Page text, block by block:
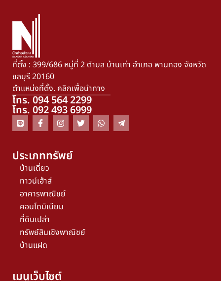
ที่ตั้ง : 399/686 หมู่ที่ 2 ตำบล บ้านเก่า อำเภอ พานทอง จังหวัด
ชลบุรี 20160
ตำแหน่งที่ตั้ง. คลิกเพื่อนำทาง
โทร. 094 564 2299
โทร. 092 493 6999
ประเภททรัพย์
บ้านเดี่ยว
ทาวน์เฮ้าส์
อาคารพาณิชย์
คอนโดมิเนียม
ที่ดินเปล่า
ทรัพย์สินเชิงพาณิชย์
บ้านแฝด
เมนูเว็บไซต์